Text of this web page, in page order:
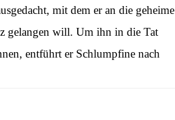
mit dem er an die geheime
gelangen will. Um ihn in die Tat
entführt er Schlumpfine nach